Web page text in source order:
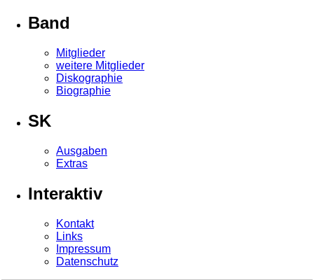
Band
Mitglieder
weitere Mitglieder
Diskographie
Biographie
SK
Ausgaben
Extras
Interaktiv
Kontakt
Links
Impressum
Datenschutz